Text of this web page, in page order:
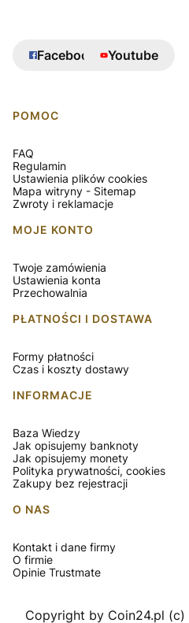
Facebook Youtube
Linki w stopce
POMOC
FAQ
Regulamin
Ustawienia plików cookies
Mapa witryny - Sitemap
Zwroty i reklamacje
MOJE KONTO
Twoje zamówienia
Ustawienia konta
Przechowalnia
PŁATNOŚCI I DOSTAWA
Formy płatności
Czas i koszty dostawy
INFORMACJE
Baza Wiedzy
Jak opisujemy banknoty
Jak opisujemy monety
Polityka prywatności, cookies
Zakupy bez rejestracji
O NAS
Kontakt i dane firmy
O firmie
Opinie Trustmate
Copyright by Coin24.pl